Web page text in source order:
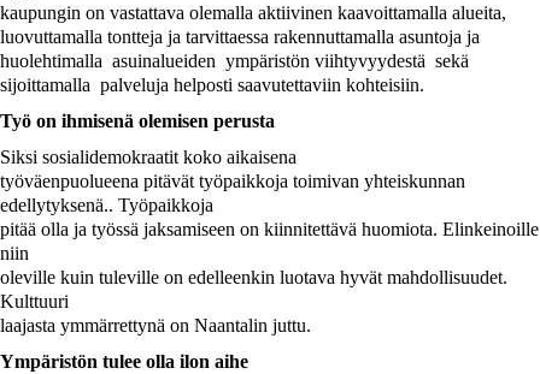
kaupungin on vastattava olemalla aktiivinen kaavoittamalla alueita,
luovuttamalla tontteja ja tarvittaessa rakennuttamalla asuntoja ja
huolehtimalla asuinalueiden ympäristön viihtyvyydestä sekä
sijoittamalla palveluja helposti saavutettaviin kohteisiin.
Työ on ihmisenä olemisen perusta
Siksi sosialidemokraatit koko aikaisena
työväenpuolueena pitävät työpaikkoja toimivan yhteiskunnan
edellytyksenä.. Työpaikkoja
pitää olla ja työssä jaksamiseen on kiinnitettävä huomiota. Elinkeinoille
niin
oleville kuin tuleville on edelleenkin luotava hyvät mahdollisuudet.
Kulttuuri
laajasta ymmärrettynä on Naantalin juttu.
Ympäristön tulee olla ilon aihe